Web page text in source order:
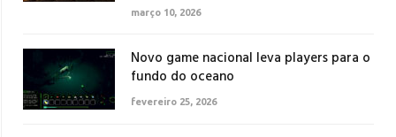
março 10, 2026
Novo game nacional leva players para o
fundo do oceano
fevereiro 25, 2026